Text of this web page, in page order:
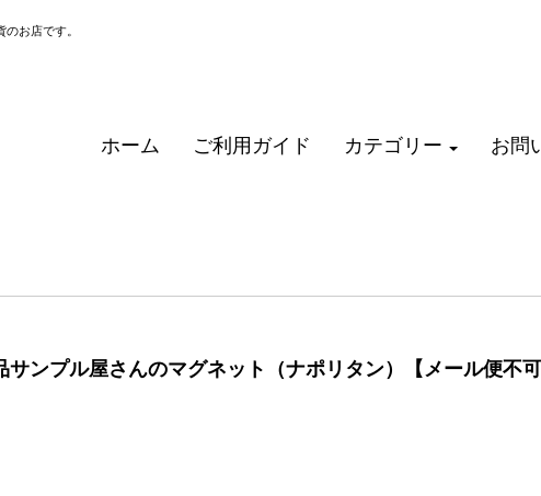
お店です。
ホーム ご利用ガイド カテゴリー お問
サンプル屋さんのマグネット（ナポリタン）【メール便不可